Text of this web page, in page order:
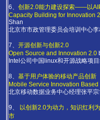
6、 创新2.0能力建设探索——以
Capacity Building for Innovation
Shan
北京市市政管理委员会培训中心
7、 开源创新与创新2.0
Open Source and Innovation 2.0
Intel公司中国linux和开源战略项
8、 基于用户体验的移动产品创新
Mobile Service Innovation
北京移动数据业务中心经理张平宗
9、
以创新2.0为动力，知识红利
市